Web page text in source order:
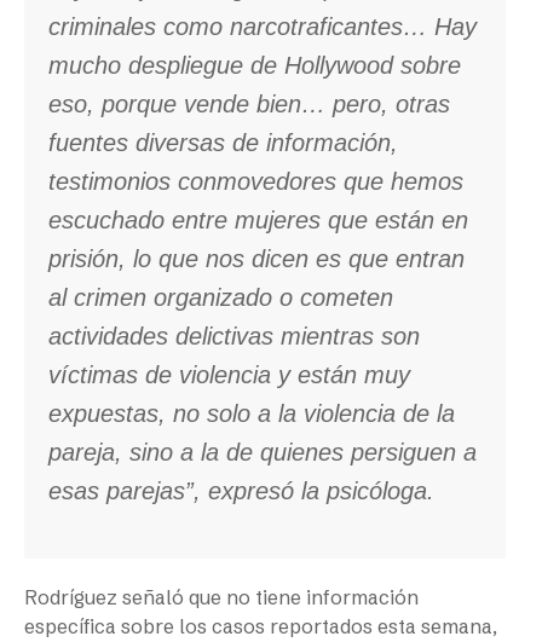
criminales como narcotraficantes… Hay
mucho despliegue de Hollywood sobre
eso, porque vende bien… pero, otras
fuentes diversas de información,
testimonios conmovedores que hemos
escuchado entre mujeres que están en
prisión, lo que nos dicen es que entran
al crimen organizado o cometen
actividades delictivas mientras son
víctimas de violencia y están muy
expuestas, no solo a la violencia de la
pareja, sino a la de quienes persiguen a
esas parejas”, expresó la psicóloga.
Rodríguez señaló que no tiene información
específica sobre los casos reportados esta semana,